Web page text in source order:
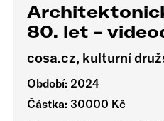
80. let –
cosa.cz, kulturní
Období: 2024
Částka: 30000 Kč